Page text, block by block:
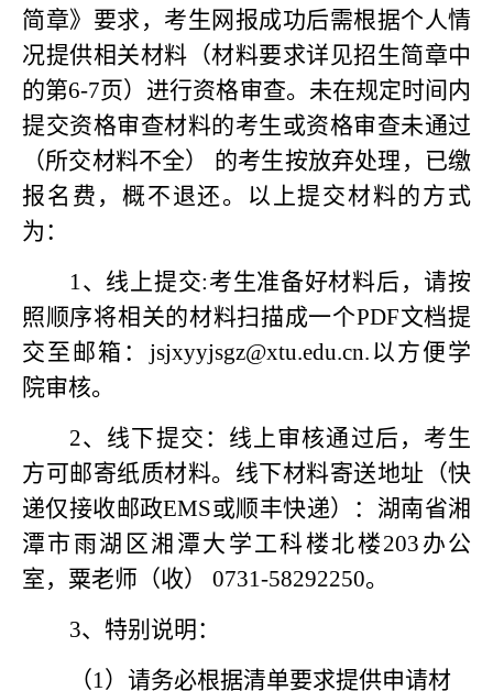
简章》要求，考生网报成功后需根据个人情
况提供相关材料（材料要求详见招生简章中
的第6-7页）进行资格审查。未在规定时间内
提交资格审查材料的考生或资格审查未通过
（所交材料不全） 的考生按放弃处理，已缴
报名费，概不退还。以上提交材料的方式
为：
1、线上提交:考生准备好材料后，请按
照顺序将相关的材料扫描成一个PDF文档提
交至邮箱：jsjxyyjsgz@xtu.edu.cn.以方便学
院审核。
2、线下提交：线上审核通过后，考生
方可邮寄纸质材料。线下材料寄送地址（快
递仅接收邮政EMS或顺丰快递）：湖南省湘
潭市雨湖区湘潭大学工科楼北楼203办公
室，粟老师（收） 0731-58292250。
3、特别说明：
（1）请务必根据清单要求提供申请材